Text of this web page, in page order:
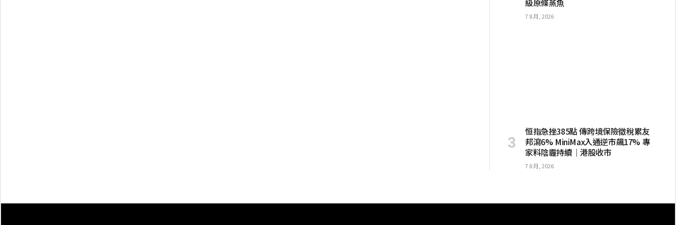
級原條蒸魚
7 8 月, 2026
恒指急挫385點 傳跨境保險徵稅累友
邦瀉6% MiniMax入通逆市飆17% 專
家料陰霾持續｜港股收市
7 8 月, 2026